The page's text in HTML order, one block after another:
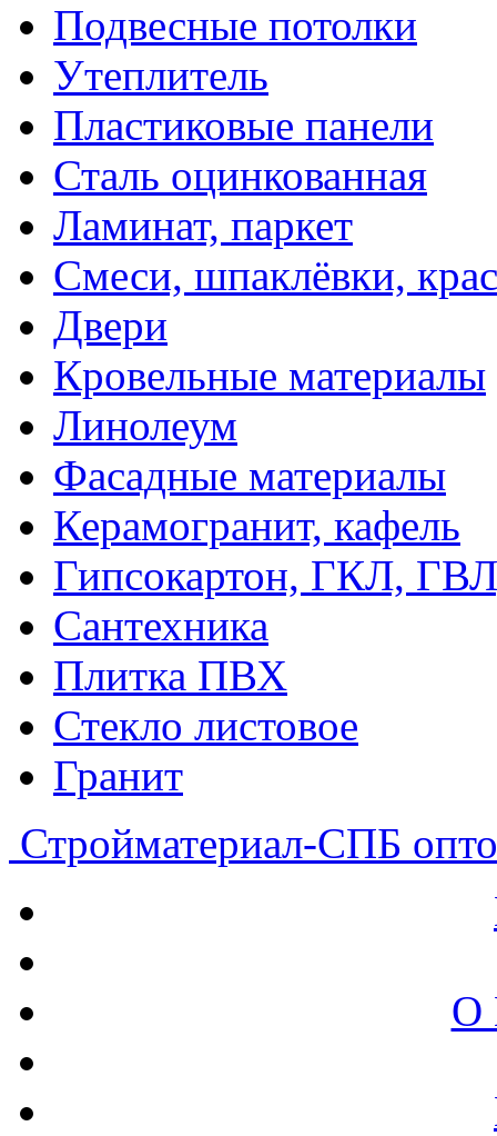
Подвесные потолки
Утеплитель
Пластиковые панели
Сталь оцинкованная
Ламинат, паркет
Смеси, шпаклёвки,
Двери
Кровельные материалы
Линолеум
Фасадные материалы
Керамогранит, кафель
Гипсокартон, ГКЛ,
Сантехника
Плитка ПВХ
Стекло листовое
Гранит
Стройматериал-СПБ
О